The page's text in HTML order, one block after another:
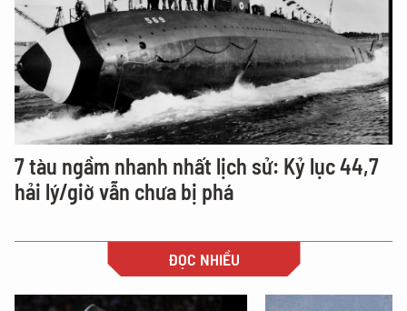
7 tàu ngầm nhanh nhất lịch sử: Kỷ lục 44,7
hải lý/giờ vẫn chưa bị phá
ĐỌC NHIỀU